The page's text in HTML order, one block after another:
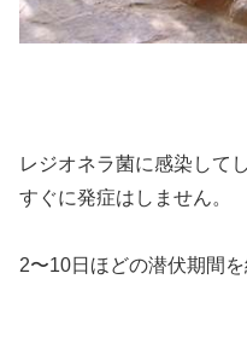
レジオネラ菌に感染して
すぐに発症はしません。
2〜10日ほどの潜伏期間を